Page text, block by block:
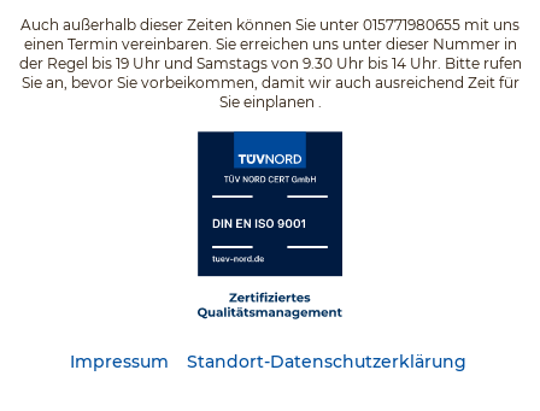
Auch außerhalb dieser Zeiten können Sie unter 015771980655 mit uns
einen Termin vereinbaren. Sie erreichen uns unter dieser Nummer in
der Regel bis 19 Uhr und Samstags von 9.30 Uhr bis 14 Uhr. Bitte rufen
Sie an, bevor Sie vorbeikommen, damit wir auch ausreichend Zeit für
Sie einplanen .
Impressum Standort-Datenschutzerklärung